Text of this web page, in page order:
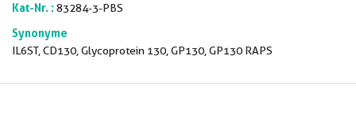
Kat-Nr. : 83284-3-PBS
Synonyme
IL6ST, CD130, Glycoprotein 130, GP130, GP130 RAPS